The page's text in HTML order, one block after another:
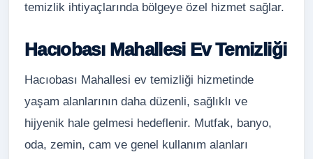
temizlik ihtiyaçlarında bölgeye özel hizmet sağlar.
Hacıobası Mahallesi Ev Temizliği
Hacıobası Mahallesi ev temizliği hizmetinde
yaşam alanlarının daha düzenli, sağlıklı ve
hijyenik hale gelmesi hedeflenir. Mutfak, banyo,
oda, zemin, cam ve genel kullanım alanları